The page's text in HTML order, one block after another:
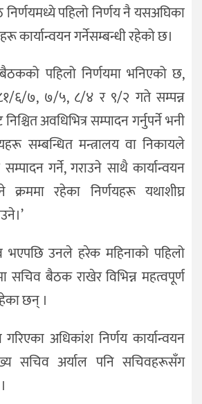
पहिलो निर्णय नै यसअघिका
कार्यान्वयन गर्नेसम्बन्धी रहेको छ।
पहिलो निर्णयमा भनिएको छ,
६/७, ७/५, ८/४ र ९/२ गते सम्पन्न
अवधिभित्र सम्पादन गर्नुपर्ने भनी
सम्बन्धित मन्त्रालय वा निकायले
सम्पादन गर्ने, गराउने साथै कार्यान्वयन
रहेका निर्णयहरू यथाशीघ्र
उनले हरेक महिनाको पहिलो
सचिव बैठक राखेर विभिन्न महत्वपूर्ण
छन् ।
अधिकांश निर्णय कार्यान्वयन
सचिव अर्याल पनि सचिवहरूसँग